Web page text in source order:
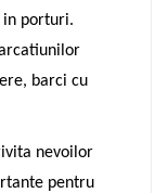
in porturi.
barci cu
nevoilor
pentru